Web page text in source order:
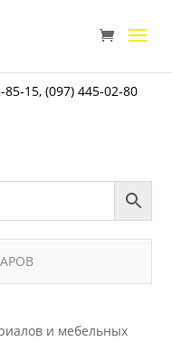
85-15,(097) 445-02-80
и мебельных